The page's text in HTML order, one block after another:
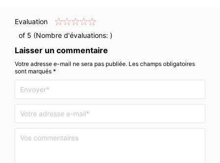
Evaluation
of 5 (Nombre d'évaluations: )
Laisser un commentaire
Votre adresse e-mail ne sera pas publiée. Les champs obligatoires
sont marqués *